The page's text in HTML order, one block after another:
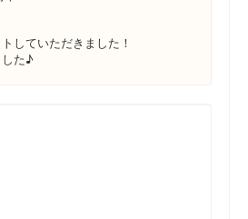
していただきました！
た♪